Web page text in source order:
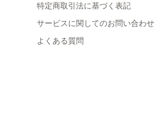
特定商取引法に基づく表記
サービスに関してのお問い合わせ
よくある質問